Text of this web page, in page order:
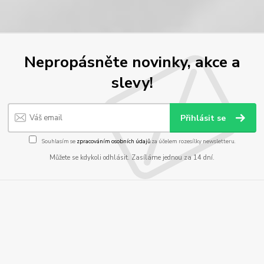
Nepropásněte novinky, akce a
slevy!
Přihlásit se
Souhlasím se zpracováním osobních údajůza účelem rozesílky newsletteru.
Můžete se kdykoli odhlásit. Zasíláme jednou za 14 dní.